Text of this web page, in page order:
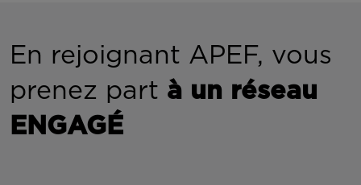
En rejoignant APEF, vous
prenez part à un réseau
ENGAGÉ